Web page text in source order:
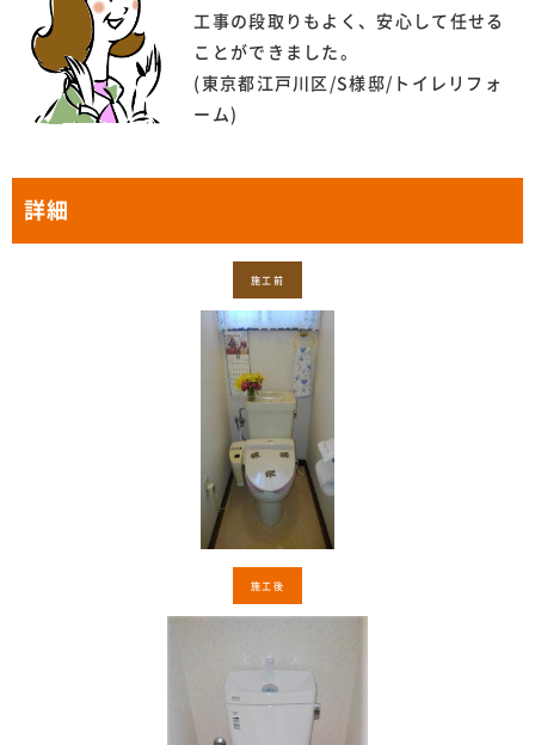
工事の段取りもよく、安心して任せる
ことができました。
(東京都江戸川区/S様邸/トイレリフォ
ーム)
詳細
施工前
施工後